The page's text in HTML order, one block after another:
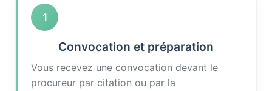
1
Convocation et préparation
Vous recevez une convocation devant le
procureur par citation ou par la